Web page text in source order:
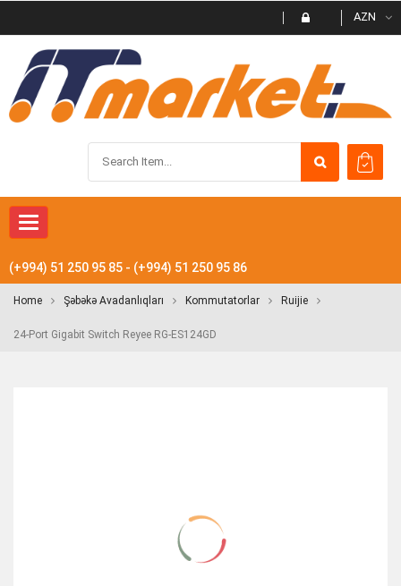
AZN
Toggle
navigation
(+994) 51 250 95 85 - (+994) 51 250 95 86
Home Şəbəkə Avadanlıqları Kommutatorlar Ruijie
24-Port Gigabit Switch Reyee RG-ES124GD